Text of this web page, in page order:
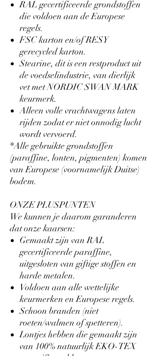
RAL gecertificeerde grondstoffen
die voldoen aan de Europese
regels.
FSC karton en/of RESY
gerecycled karton.
Stearine, dit is een restproduct uit
de voedselindustrie, van dierlijk
vet met NORDIC SWAN MARK
keurmerk.
Alleen volle vrachtwagens laten
rijden zodat er niet onnodig lucht
wordt vervoerd.
*Alle gebruikte grondstoffen
(paraffine, lonten, pigmenten) komen
van Europese (voornamelijk Duitse)
bodem.
ONZE PLUSPUNTEN
We kunnen je daarom garanderen
dat onze kaarsen:
Gemaakt zijn van RAL
gecertificeerde paraffine,
uitgesloten van giftige stoffen en
harde metalen.
Voldoen aan alle wettelijke
keurmerken en Europese regels.
Schoon branden (niet
roeten/walmen of spetteren).
Lontjes hebben die gemaakt zijn
van 100% natuurlijk EKO-TEX